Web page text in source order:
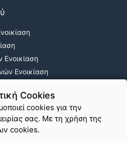
Cookies
cookies για την
σας. Με τη χρήση της
cookies.
Ενοικίαση
Πολιτική Cookies